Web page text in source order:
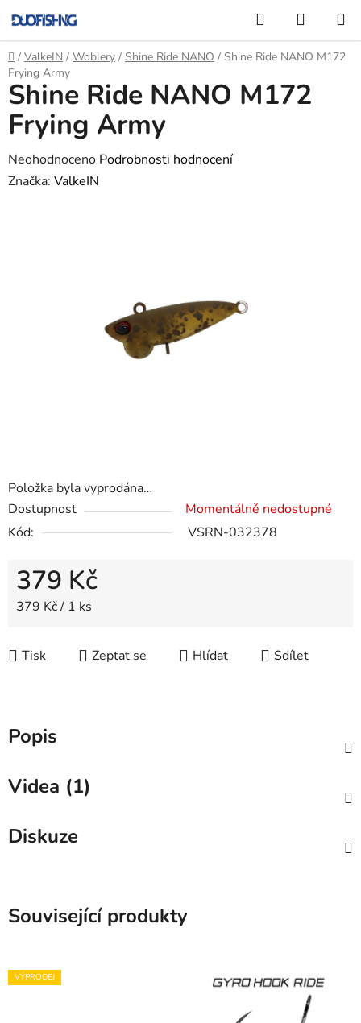
na
obsah
Hledat
KOŠÍK
Domů
/ ValkeIN / Woblery / Shine Ride NANO / Shine Ride NANO M172
Frying Army
Položka byla vyprodána…
Dostupnost
Momentálně nedostupné
Kód:
VSRN-032378
379 Kč
Měrná cena:
379 Kč / 1 ks
Tisk Zeptat se Hlídat Sdílet
Shine Ride NANO M172
Frying Army
Průměrné
hodnocení
Neohodnoceno Podrobnosti hodnocení
Značka: ValkeIN
Popis
Videa (1)
Diskuze
Související produkty
VÝPRODEJ